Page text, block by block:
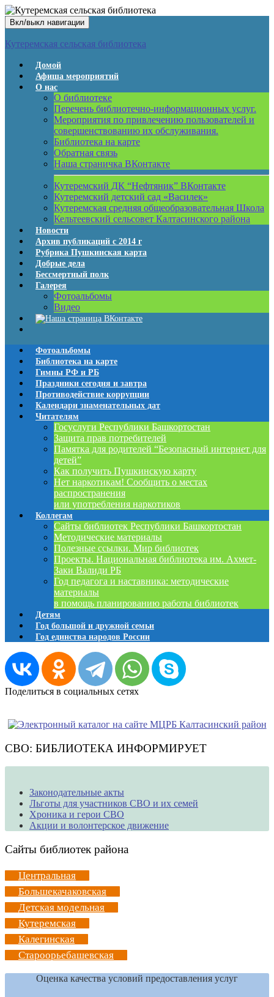
Вкл/выкл навигации
Кутеремская сельская библиотека
Домой
Афиша мероприятий
О нас
О библиотеке
Перечень библиотечно-информационных услуг.
Мероприятия по привлечению пользователей и
совершенствованию их обслуживания.
Библиотека на карте
Обратная связь
Наша страничка ВКонтакте
Кутеремский ДК “Нефтяник” ВКонтакте
Кутеремский детский сад «Василек»
Кутеремская средняя общеобразовательная Школа
Кельтеевский сельсовет Калтасинского района
Новости
Архив публикаций с 2014 г
Рубрика Пушкинская карта
Добрые дела
Бессмертный полк
Галерея
Фотоальбомы
Видео
Фотоальбомы
Библиотека на карте
Гимны РФ и РБ
Праздники сегодня и завтра
Противодействие коррупции
Календари знаменательных дат
Читателям
Госуслуги Республики Башкортостан
Защита прав потребителей
Памятка для родителей “Безопасный интернет для
детей”
Как получить Пушкинскую карту
Нет наркотикам! Сообщить о местах
распространения
или употребления наркотиков
Коллегам
Сайты библиотек Республики Башкортостан
Методические материалы
Полезные ссылки. Мир библиотек
Проекты. Национальная библиотека им. Ахмет-
Заки Валиди РБ
Год педагога и наставника: методические
материалы
в помощь планированию работы библиотек
Детям
Год большой и дружной семьи
Год единства народов России
Поделиться в социальных сетях
СВО: БИБЛИОТЕКА ИНФОРМИРУЕТ
Законодательные акты
Льготы для участников СВО и их семей
Хроника и герои СВО
Акции и волонтерское движение
Сайты библиотек района
Центральная
Большекачаковская
Детская модельная
Кутеремская
Калегинская
Староорьебашевская
Оценка качества условий предоставления услуг